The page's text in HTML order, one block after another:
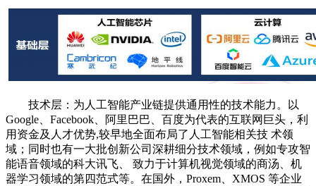
技术层：为人工智能产业链提供通用性的技术能力。以
Google、Facebook、阿里巴巴、百度为代表的互联网巨头，利
用资金及人才优势,较早地全面布局了人工智能相关技 术领
域；同时也有一大批创新公司深耕细分技术领域，例如专攻智
能语音领域的科大讯飞、 致力于计算机视觉领域的商汤、机
器学习领域的第四范式等。在国外，Proxem、XMOS 等企业